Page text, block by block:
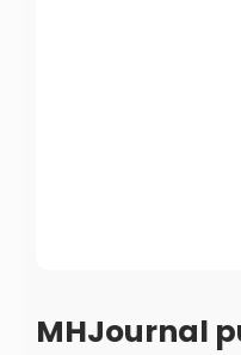
MHJournal